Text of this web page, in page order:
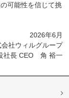
可能性を信じて挑
2026年6月
会社ウィルグループ
社長 CEO 角 裕一